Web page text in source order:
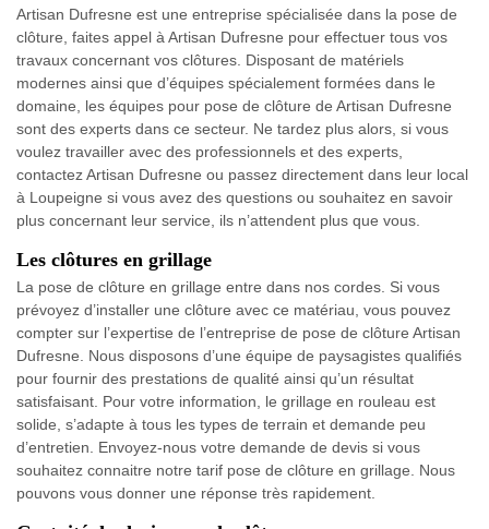
Artisan Dufresne est une entreprise spécialisée dans la pose de
clôture, faites appel à Artisan Dufresne pour effectuer tous vos
travaux concernant vos clôtures. Disposant de matériels
modernes ainsi que d’équipes spécialement formées dans le
domaine, les équipes pour pose de clôture de Artisan Dufresne
sont des experts dans ce secteur. Ne tardez plus alors, si vous
voulez travailler avec des professionnels et des experts,
contactez Artisan Dufresne ou passez directement dans leur local
à Loupeigne si vous avez des questions ou souhaitez en savoir
plus concernant leur service, ils n’attendent plus que vous.
Les clôtures en grillage
La pose de clôture en grillage entre dans nos cordes. Si vous
prévoyez d’installer une clôture avec ce matériau, vous pouvez
compter sur l’expertise de l’entreprise de pose de clôture Artisan
Dufresne. Nous disposons d’une équipe de paysagistes qualifiés
pour fournir des prestations de qualité ainsi qu’un résultat
satisfaisant. Pour votre information, le grillage en rouleau est
solide, s’adapte à tous les types de terrain et demande peu
d’entretien. Envoyez-nous votre demande de devis si vous
souhaitez connaitre notre tarif pose de clôture en grillage. Nous
pouvons vous donner une réponse très rapidement.